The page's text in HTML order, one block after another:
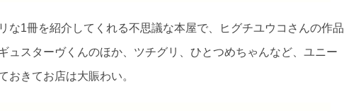
な1冊を紹介してくれる不思議な本屋で、ヒグチユウコさんの作品
ュスターヴくんのほか、ツチグリ、ひとつめちゃんなど、ユニー
おきてお店は大賑わい。